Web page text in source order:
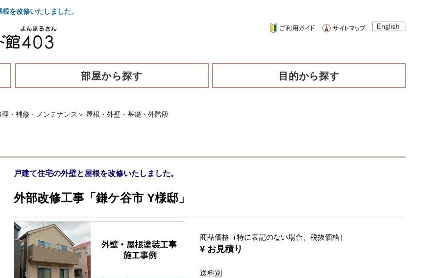
を改修いたしました。
部屋から探す 目的から探す
理・補修・メンテナンス ＞ 屋根・外壁・基礎・外階段
戸建て住宅の外壁と屋根を改修いたしました。
外部改修工事「鎌ケ谷市 Y様邸」
商品価格（特に表記のない場合、税抜価格）
¥ お見積り
送料別